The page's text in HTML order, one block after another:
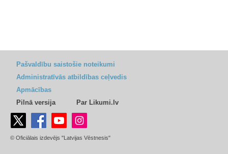
Pašvaldību saistošie noteikumi
Administratīvās atbildības ceļvedis
Apmācības
Pilnā versija
Par Likumi.lv
© Oficiālais izdevējs "Latvijas Vēstnesis"